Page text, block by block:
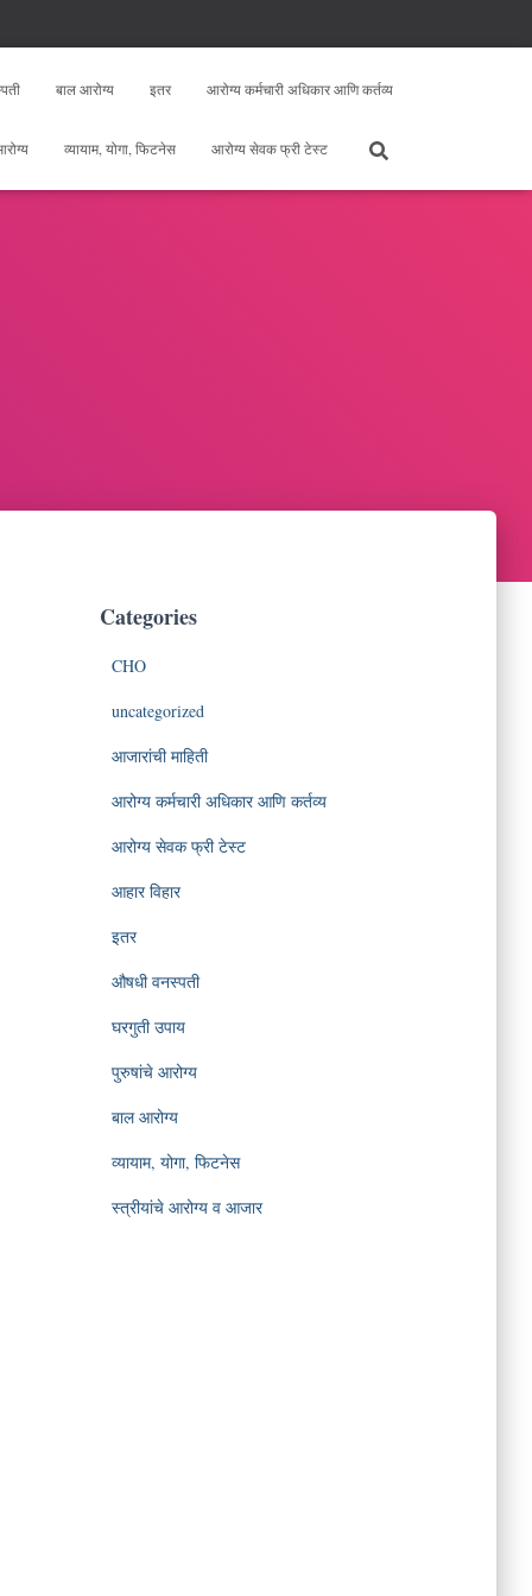
बाल आरोग्य इतर आरोग्य कर्मचारी अधिकार आणि कर्तव्य
व्यायाम, योगा, फिटनेस आरोग्य सेवक फ्री टेस्ट
Categories
CHO
uncategorized
आजारांची माहिती
आरोग्य कर्मचारी अधिकार आणि कर्तव्य
आरोग्य सेवक फ्री टेस्ट
आहार विहार
इतर
औषधी वनस्पती
घरगुती उपाय
पुरुषांचे आरोग्य
बाल आरोग्य
व्यायाम, योगा, फिटनेस
स्त्रीयांचे आरोग्य व आजार